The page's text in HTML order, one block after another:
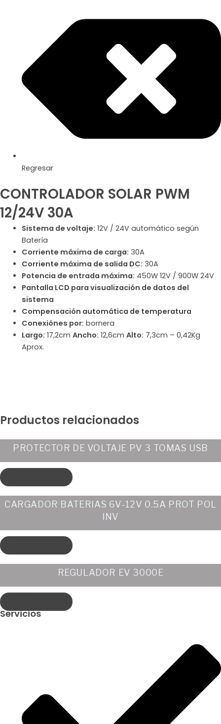
Regresar
CONTROLADOR SOLAR PWM
12/24V 30A
Sistema de voltaje: 12V / 24V automático según
Batería
Corriente máxima de carga: 30A
Corriente máxima de salida DC: 30A
Potencia de entrada máxima: 450W 12V / 900W 24V
Pantalla LCD para visualización de datos del
sistema
Compensación automática de temperatura
Conexiónes por: bornera
Largo: 17,2cm Ancho: 12,6cm Alto: 7,3cm – 0,42Kg
Aprox.
Productos relacionados
PROTECTOR DE VOLTAJE PV 3 TOMAS USB
CARGADOR BATERIAS 6V-12V 0.5A PROT POL
INV
REGULADOR EV 3000E
Servicios